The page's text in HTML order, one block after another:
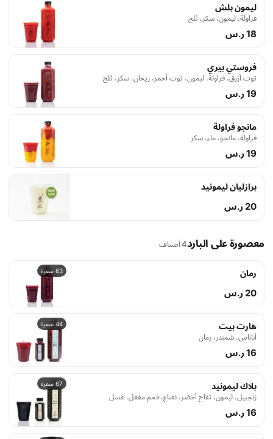
ليمون بلش
فراولة، ليمون، سكر، ثلج
18 ر.س
فروستي بيري
توت أزرق، فراولة، ليمون، توت أحمر، ريحان، سكر، ثلج
19 ر.س
مانجو فراولة
فراولة، مانجو، ماء، سكر
19 ر.س
برازليان ليمونيد
20 ر.س
معصورة على البارد4 أصناف
63 سعرة رمان
20 ر.س
44 سعرة هارت بيت
أناناس، شمندر، رمان
16 ر.س
67 سعرة بلاك‭ ‬ليمونيد
زنجبيل، ليمون، تفاح أخضر، نعناع، فحم مفعل، عسل
16 ر.س